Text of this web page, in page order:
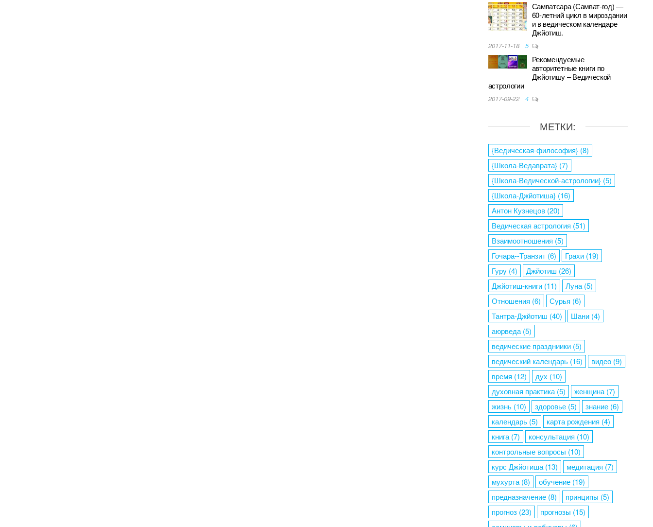
Самватсара (Самват-год) —
60-летний цикл в мироздании
и в ведическом календаре
Джйотиш.
2017-11-18 5
Рекомендуемые
авторитетные книги по
Джйотишу – Ведической
астрологии
2017-09-22 4
МЕТКИ:
{Ведическая-философия} (8)
{Школа-Ведаврата} (7)
{Школа-Ведической-астрологии} (5)
{Школа-Джйотиша} (16)
Антон Кузнецов(20)
Ведическая астрология (51)
Взаимоотношения (5)
Гочара--Транзит(6) Грахи(19)
Гуру(4) Джйотиш (26)
Джйотиш-книги(11) Луна(5)
Отношения (6) Сурья (6)
Тантра-Джйотиш (40) Шани(4)
аюрведа(5)
ведические праздниики(5)
ведический календарь(16) видео(9)
время (12) дух (10)
духовная практика(5) женщина(7)
жизнь(10) здоровье(5) знание(6)
календарь(5) карта рождения (4)
книга(7) консультация (10)
контрольные вопросы (10)
курс Джйотиша(13) медитация (7)
мухурта(8) обучение(19)
предназначение(8) принципы (5)
прогноз(23) прогнозы (15)